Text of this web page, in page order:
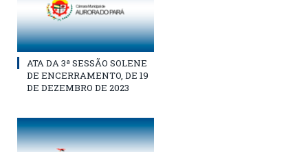
ATA DA 3ª SESSÃO SOLENE
DE ENCERRAMENTO, DE 19
DE DEZEMBRO DE 2023